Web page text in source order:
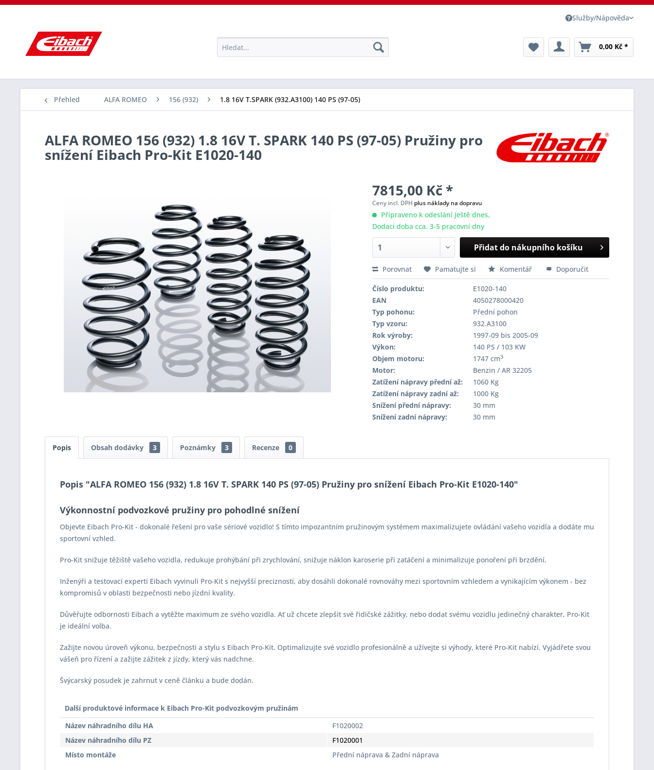
Služby/Nápověda
0,00 Kč *
Přehled ALFA ROMEO 156 (932) 1.8 16V T.SPARK (932.A3100) 140 PS (97-05)
ALFA ROMEO 156 (932) 1.8 16V T. SPARK 140 PS (97-05) Pružiny pro
snížení Eibach Pro-Kit E1020-140
7815,00 Kč *
Ceny incl. DPH plus náklady na dopravu
Připraveno k odeslání ještě dnes,
Dodací doba cca. 3-5 pracovní dny
Přidat do nákupního košíku
Porovnat Pamatujte si Komentář Doporučit
Číslo produktu:
E1020-140
EAN
4050278000420
Typ pohonu:
Přední pohon
Typ vzoru:
932.A3100
Rok výroby:
1997-09 bis 2005-09
Výkon:
140 PS / 103 KW
Objem motoru:
1747 cm3
Motor:
Benzin / AR 32205
Zatížení nápravy přední až:
1060 Kg
Zatížení nápravy zadní až:
1000 Kg
Snížení přední nápravy:
30 mm
Snížení zadní nápravy:
30 mm
Popis Obsah dodávky 3 Poznámky 3 Recenze 0
Popis "ALFA ROMEO 156 (932) 1.8 16V T. SPARK 140 PS (97-05) Pružiny pro snížení Eibach Pro-Kit E1020-140"
Výkonnostní podvozkové pružiny pro pohodlné snížení
Objevte Eibach Pro-Kit - dokonalé řešení pro vaše sériové vozidlo! S tímto impozantním pružinovým systémem maximalizujete ovládání vašeho vozidla a dodáte mu
sportovní vzhled.
Pro-Kit snižuje těžiště vašeho vozidla, redukuje prohýbání při zrychlování, snižuje náklon karoserie při zatáčení a minimalizuje ponoření při brzdění.
Inženýři a testovací experti Eibach vyvinuli Pro-Kit s nejvyšší precizností, aby dosáhli dokonalé rovnováhy mezi sportovním vzhledem a vynikajícím výkonem - bez
kompromisů v oblasti bezpečnosti nebo jízdní kvality.
Důvěřujte odbornosti Eibach a vytěžte maximum ze svého vozidla. Ať už chcete zlepšit své řidičské zážitky, nebo dodat svému vozidlu jedinečný charakter, Pro-Kit
je ideální volba.
Zažijte novou úroveň výkonu, bezpečnosti a stylu s Eibach Pro-Kit. Optimalizujte své vozidlo profesionálně a užívejte si výhody, které Pro-Kit nabízí. Vyjádřete svou
vášeň pro řízení a zažijte zážitek z jízdy, který vás nadchne.
Švýcarský posudek je zahrnut v ceně článku a bude dodán.
Další produktové informace k Eibach Pro-Kit podvozkovým pružinám
Název náhradního dílu HA
F1020002
Název náhradního dílu PZ
F1020001
Místo montáže
Přední náprava & Zadní náprava